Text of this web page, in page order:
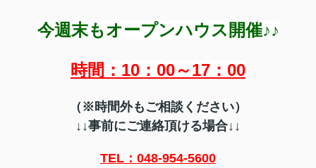
今週末もオープンハウス開催♪♪
時間：10：00～17：00
（※時間外もご相談ください）
↓↓事前にご連絡頂ける場合↓↓
TEL：048-954-5600